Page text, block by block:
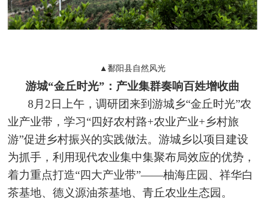
▲鄱阳县自然风光
游城“金丘时光”：产业集群奏响百姓增收曲
8月2日上午，调研团来到游城乡“金丘时光”农
业产业带，学习“四好农村路+农业产业+乡村旅
游”促进乡村振兴的实践做法。游城乡以项目建设
为抓手，利用现代农业集中集聚布局效应的优势，
着力重点打造“四大产业带”——柚海庄园、祥华白
茶基地、德义源油茶基地、青丘农业生态园。